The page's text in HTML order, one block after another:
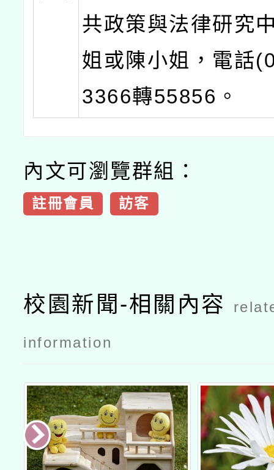
共政策與法律研究
姐或陳小姐，電話
3366轉55856。
內文可瀏覽群組：
註冊會員 訪客
校園新聞-相關內容
information